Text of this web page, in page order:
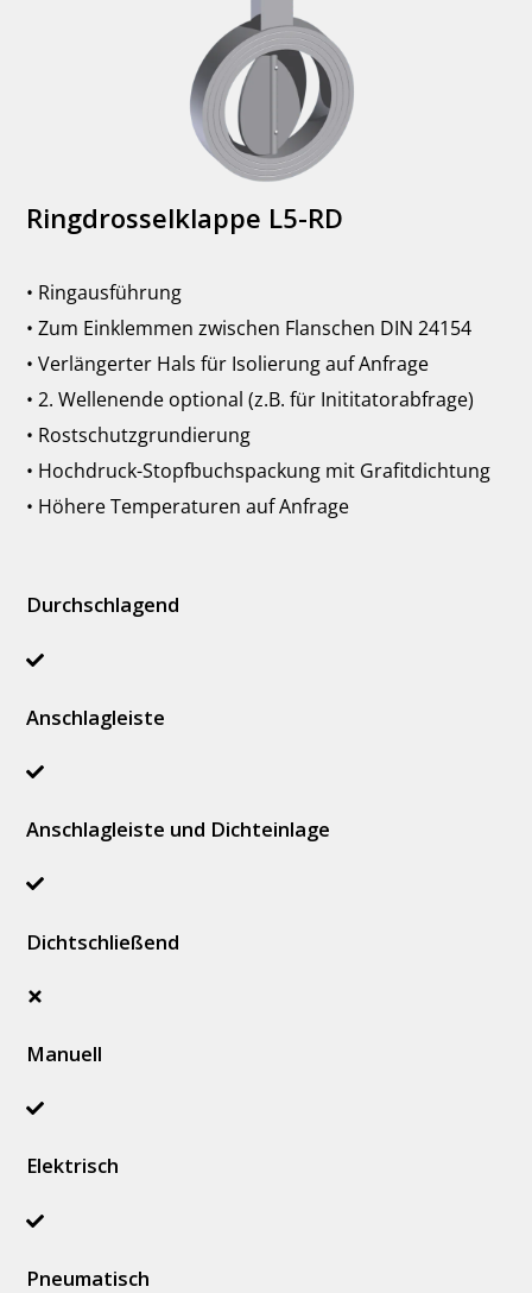
Ringdrosselklappe L5-RD
• Ringausführung
• Zum Einklemmen zwischen Flanschen DIN 24154
• Verlängerter Hals für Isolierung auf Anfrage
• 2. Wellenende optional (z.B. für Inititatorabfrage)
• Rostschutzgrundierung
• Hochdruck-Stopfbuchspackung mit Grafitdichtung
• Höhere Temperaturen auf Anfrage
Durchschlagend
Anschlagleiste
Anschlagleiste und Dichteinlage
Dichtschließend
Manuell
Elektrisch
Pneumatisch